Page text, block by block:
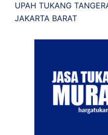
UPAH TUKANG
JAKARTA BARAT